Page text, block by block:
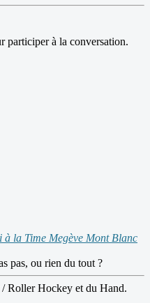
participer à la conversation.
à la Time Megève Mont Blanc
pas, ou rien du tout ?
Roller Hockey et du Hand.